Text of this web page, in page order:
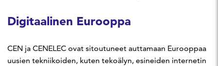
Digitaalinen Eurooppa
CEN ja CENELEC ovat sitoutuneet auttamaan Eurooppaa
uusien tekniikoiden, kuten tekoälyn, esineiden internetin